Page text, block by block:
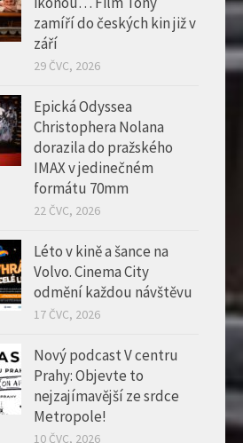
29 ČVC, 2026
Epická Odyssea
dorazila do pražského
IMAX v jedinečném
formátu 70mm
22 ČVC, 2026
Léto v kině a šance na
odmění každou návštěvu
17 ČVC, 2026
Nový podcast V centru
nejzajímavější ze srdce
Metropole!
10 ČVC, 2026